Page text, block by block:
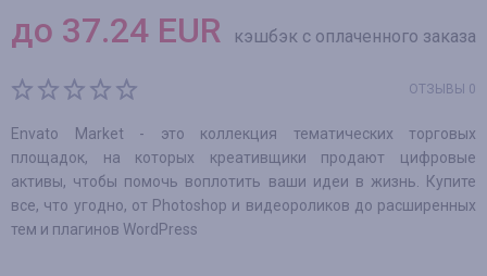
до 37.24 EUR кэшбэк с оплаченного заказа
ОТЗЫВЫ 0
Envato Market - это коллекция тематических торговых
площадок, на которых креативщики продают цифровые
активы, чтобы помочь воплотить ваши идеи в жизнь. Купите
все, что угодно, от Photoshop и видеороликов до расширенных
тем и плагинов WordPress